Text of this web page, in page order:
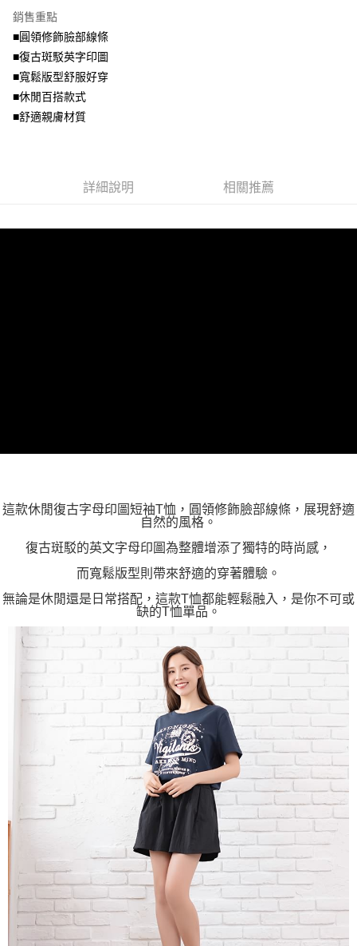
【注意事項】
1.本服務係由「台灣大哥大股份有限公司」（以下簡稱本公司）所提供，讓
用戶於交易時，得透過本服務購買商品或服務，並由商店將買賣／分期付款
買賣價金債權讓與本公司後，依約使用本公司帳單繳交帳款。
資料（包含姓名、電話或地址）提供予台灣大哥大進項蒐集、處理及利用，
由本公司與您本人進行分期帳單所需資料之確認、核對及更正。
３．收到繳費通知簡訊後14天內，點擊此簡訊中的連結，可透過四大超商／
ATM／網路銀行／等多元方式進行付款，方視為交易完成。
※ 請注意：結帳手續完成當下不需立刻繳費，但若您需要取消訂單，請聯絡
購買商品的店家。未經商家同意取消之訂單仍視為有效，需透過AFTEE先享
後付繳納相關費用。
※ 交易是否成功請以「AFTEE先享後付 」之結帳頁面顯示為準，若有關於
是否繳費成功／繳費後需取消欲退款等相關疑問，請聯繫「AFTEE先享後付
客戶支援中心」
易，需依本服務之必要範圍內提供個人資料，並將交易相關給付款項請求債
權轉讓予恩沛科技股份有限公司。
每筆NT$70，滿NT$699(含以上)免運費
7-11取貨付款
每筆NT$70，滿NT$799(含以上)免運費
付款後7-11取貨
每筆NT$70，滿NT$699(含以上)免運費
銷售重點
■圓領修飾臉部線條
■復古斑駁英字印圖
■寬鬆版型舒服好穿
■休閒百搭款式
■舒適親膚材質
詳細說明 相關推薦
這款休閒復古字母印圖短袖T恤，圓領修飾臉部線條，展現舒適
自然的風格。
復古斑駁的英文字母印圖為整體增添了獨特的時尚感，
而寬鬆版型則帶來舒適的穿著體驗。
無論是休閒還是日常搭配，這款T恤都能輕鬆融入，是你不可或
缺的T恤單品。